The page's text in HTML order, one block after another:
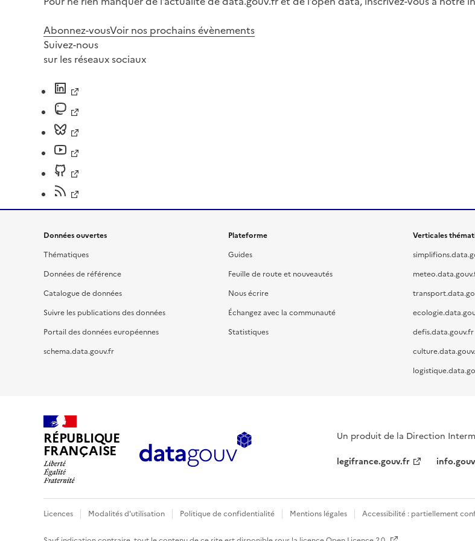
Abonnez-vousVoir nos prochains évènements
Suivez-nous
sur les réseaux sociaux
Données ouvertes
Thématiques
Données de référence
Catalogue de données
Suivre les publications des données
Portail des données européennes
schema.data.gouv.fr
Plateforme
Guides
Feuille de route et nouveautés
Nous écrire
Échangez avec la communauté
Statistiques
Verticales
defis.data.gouv.fr
RÉPUBLIQUE
FRANÇAISE
Un produit de la Direction
legifrance.gouv.fr
Licences Modalités d'utilisation Politique de confidentialité Mentions légales Accessibilité : partiellement